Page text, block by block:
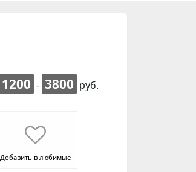
1200 - 3800 руб.
Добавить в любимые